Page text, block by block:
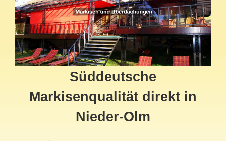
Süddeutsche
Markisenqualität direkt in
Nieder-Olm